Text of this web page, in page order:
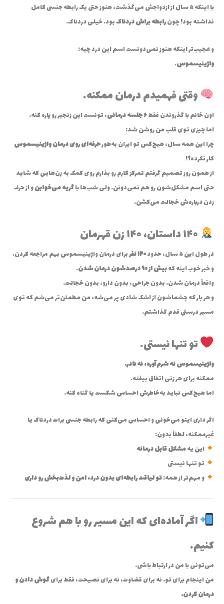
با اینکه ۵ سال از ازدواجش می‌گذشت، هنوز حتی یک رابطه جنسی کامل
نداشته بود! چونرابطه براش دردناکبود… خیلی دردناک.
و عجیب‌تر اینکه هنوز نمی‌دونست اسم این درد چیه:
واژینیسموس.
وقتی فهمیدم درمان ممکنه…
اون خانم با گذروندن فقط۶ جلسه درمانی
، تونست این زنجیر رو پاره کنه.
اما چیزی توی قلب من روشن شد:
چرا این همه سال، هیچ‌کس تو ایران به‌طورحرفه‌ای روی درمان واژینیسموس
کار نکرده؟!
از همون روز تصمیم گرفتم تمرکز کارم رو بذارم روی کمک به زن‌هایی که شاید
حتی اسم مشکل‌شون رو هم نمی‌دونن… ولی شب‌ها باگریه می‌خوابنو از حرف
زدن درباره‌ش خجالت می‌کشن.
در طول این ۵ سال، حدود ۱۴۰ نفر
برای درمان واژینیسموس بهم مراجعه کردن.
و خبر خوب اینه کهبیش از ۹۰ درصدشون درمان شدن
.
واقعاً درمان شدن. بدون جراحی، بدون دارو، بدون خجالت.
و هر بار که چشماشون از اشک شادی پر می‌شه، من مطمئن‌تر می‌شم که توی
مسیر درستی قدم گذاشتم.
تو تنها نیستی…
واژینیسموس نه شرم‌آوره، نه نادر.
ممکنه برای هر زنی اتفاق بیفته.
اما هیچ‌کس نباید به‌خاطرش احساس شکست یا گناه کنه.
اگر داری اینو می‌خونی و احساس می‌کنی که رابطه جنسی برات دردناک یا
غیرممکنه، لطفاً بدون:
این یهمشکل قابل درمانه
تو تنها نیستی
و مهم‌تر از همه:تو لیاقت رابطه‌ای بدون درد، امن و لذت‌بخش رو داری
اگر آماده‌ای که این مسیر رو با هم شروع
کنیم…
می‌تونی با من در ارتباط باشی.
من اینجام برای تو. نه برای قضاوت، نه برای نصیحت، فقط برایگوش دادن و
درمان کردن.